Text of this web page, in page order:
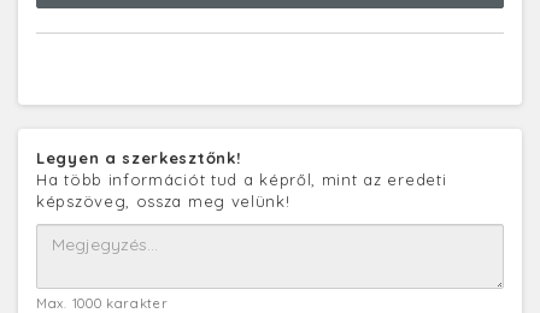
Legyen a szerkesztőnk!
Ha több információt tud a képről, mint az eredeti
képszöveg, ossza meg velünk!
Max. 1000 karakter